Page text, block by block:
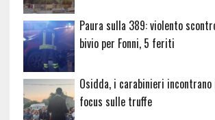
Paura sulla 389: violento
bivio per Fonni, 5 feriti
Osidda, i carabinieri
focus sulle truffe